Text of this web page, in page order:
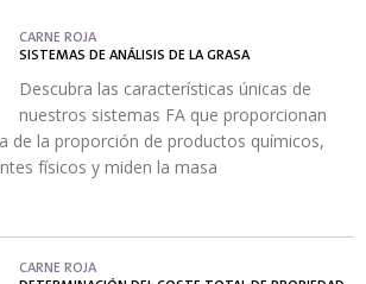
CARNE ROJA
SISTEMAS DE ANÁLISIS DE LA GRASA
Descubra las características únicas de
nuestros sistemas FA que proporcionan
de la proporción de productos químicos,
físicos y miden la masa
CARNE ROJA